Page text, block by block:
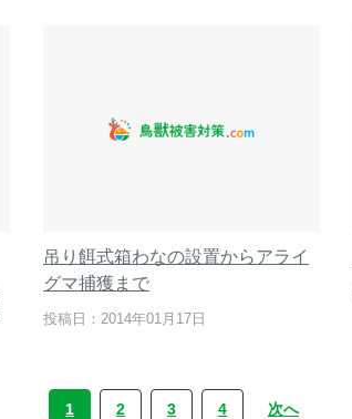
吊り餌式箱わなの設置からアライ
グマ捕獲まで
投稿日：2014年01月17日
1 2 3 4 次へ